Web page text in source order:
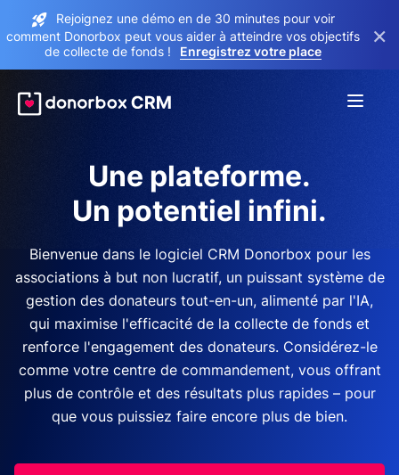
Rejoignez une démo en de 30 minutes pour voir
comment Donorbox peut vous aider à atteindre vos objectifs
de collecte de fonds !
Enregistrez votre place
×
Une plateforme.
Un potentiel infini.
Bienvenue dans le logiciel CRM Donorbox pour les
associations à but non lucratif, un puissant système de
gestion des donateurs tout-en-un, alimenté par l'IA,
qui maximise l'efficacité de la collecte de fonds et
renforce l'engagement des donateurs. Considérez-le
comme votre centre de commandement, vous offrant
plus de contrôle et des résultats plus rapides – pour
que vous puissiez faire encore plus de bien.